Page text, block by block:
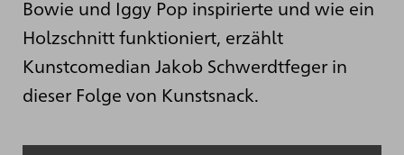
Bowie und Iggy Pop inspirierte und wie ein
Holzschnitt funktioniert, erzählt
Kunstcomedian Jakob Schwerdtfeger in
dieser Folge von Kunstsnack.